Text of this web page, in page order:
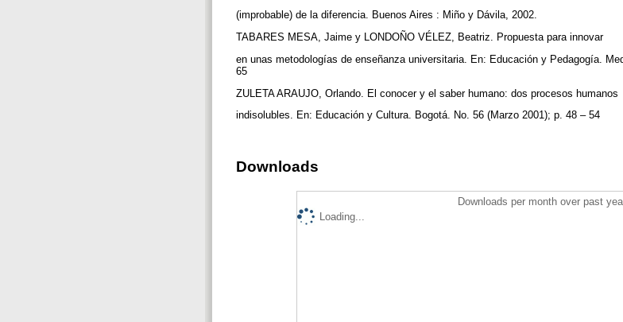
(improbable) de la diferencia. Buenos Aires : Miño y Dávila, 2002.
TABARES MESA, Jaime y LONDOÑO VÉLEZ, Beatriz. Propuesta para innovar
en unas metodologías de enseñanza universitaria. En: Educación y Pedagogía.
65
ZULETA ARAUJO, Orlando. El conocer y el saber humano: dos procesos humanos
indisolubles. En: Educación y Cultura. Bogotá. No. 56 (Marzo 2001); p. 48 – 54
Downloads
Downloads per month over past
Loading...